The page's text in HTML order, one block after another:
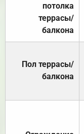
потолка
террасы/
балкона
Пол террасы/
балкона